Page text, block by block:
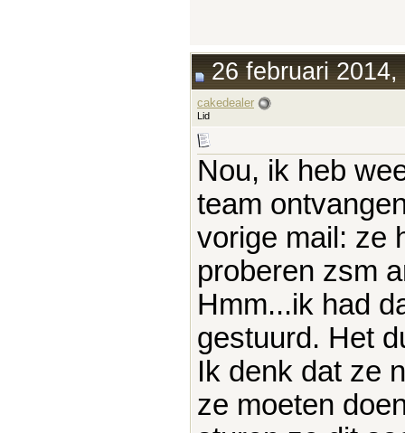
26 februari 2014,
cakedealer
Lid
Nou, ik heb
team
vorige mail: ze
proberen zsm
Hmm...ik had
gestuurd. Het
Ik denk dat ze
ze moeten